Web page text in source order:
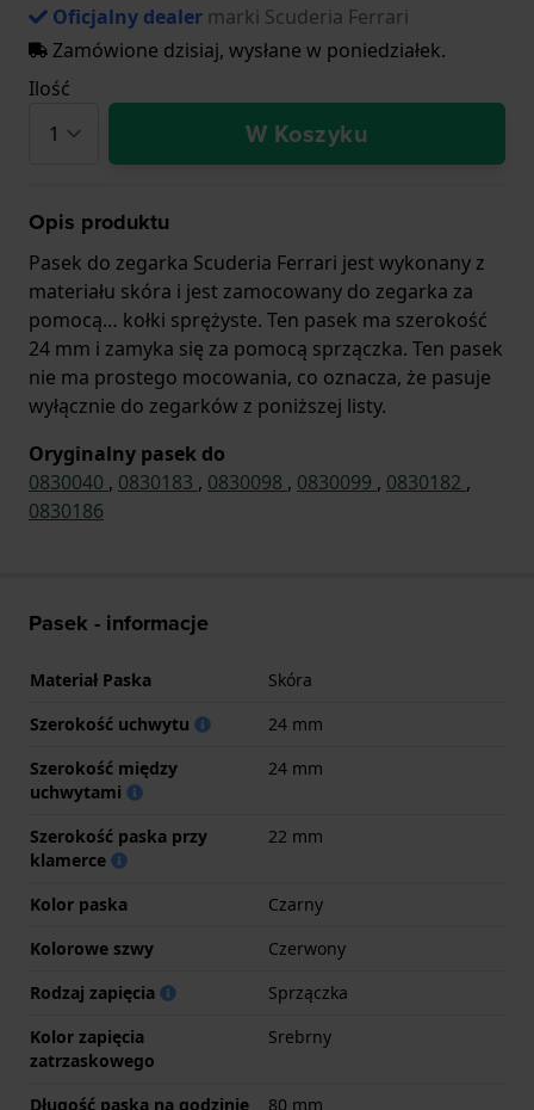
Oficjalny dealer marki Scuderia Ferrari
Zamówione dzisiaj, wysłane w poniedziałek.
Ilość
W Koszyku
Opis produktu
Pasek do zegarka Scuderia Ferrari jest wykonany z
materiału skóra i jest zamocowany do zegarka za
pomocą… kołki sprężyste. Ten pasek ma szerokość
24 mm i zamyka się za pomocą sprzączka. Ten pasek
nie ma prostego mocowania, co oznacza, że pasuje
wyłącznie do zegarków z poniższej listy.
Oryginalny pasek do
0830040 , 0830183 , 0830098 , 0830099 , 0830182 ,
0830186
Pasek - informacje
Materiał Paska
Skóra
Szerokość uchwytu
24 mm
Szerokość między
uchwytami
24 mm
Szerokość paska przy
klamerce
22 mm
Kolor paska
Czarny
Kolorowe szwy
Czerwony
Rodzaj zapięcia
Sprzączka
Kolor zapięcia
zatrzaskowego
Srebrny
Długość paska na godzinie
80 mm